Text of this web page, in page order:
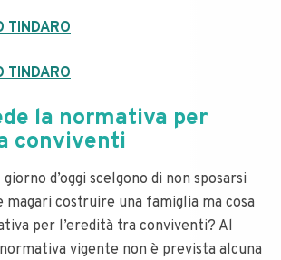
TINDARO
TINDARO
la normativa per
conviventi
d’oggi scelgono di non sposarsi
magari costruire una famiglia ma cosa
per l’eredità tra conviventi? Al
vigente non è prevista alcuna